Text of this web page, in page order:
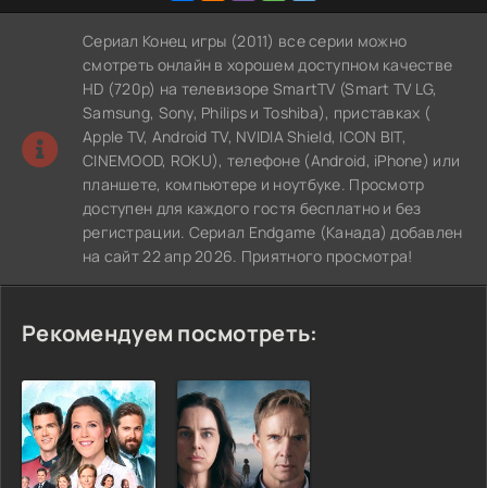
Сериал Конец игры (2011) все серии можно
смотреть онлайн в хорошем доступном качестве
HD (720p) на телевизоре SmartTV (Smart TV LG,
Samsung, Sony, Philips и Toshiba), приставках (
Apple TV, Android TV, NVIDIA Shield, ICON BIT,
CINEMOOD, ROKU), телефоне (Android, iPhone) или
планшете, компьютере и ноутбуке. Просмотр
доступен для каждого гостя бесплатно и без
регистрации. Сериал Endgame (Канада) добавлен
на сайт 22 апр 2026. Приятного просмотра!
Рекомендуем посмотреть: